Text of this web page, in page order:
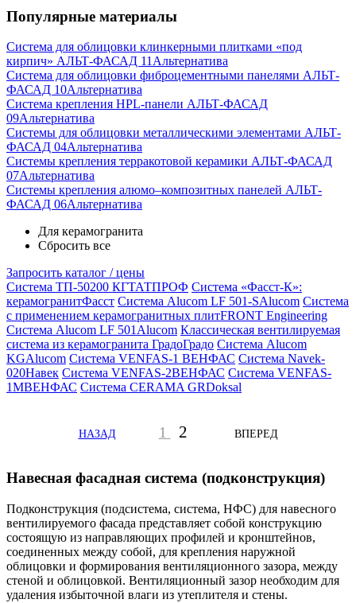
Популярные материалы
Система для облицовки клинкерными плитками «под
кирпич» АЛЬТ-ФАСАД 11 Альтернатива
Система для облицовки фиброцементными панелями АЛЬТ-
ФАСАД 10Альтернатива
Система крепления HPL-панели АЛЬТ-ФАСАД
09Альтернатива
Системы для облицовки металлическими элементами АЛЬТ-
ФАСАД 04Альтернатива
Системы крепления терракотовой керамики АЛЬТ-ФАСАД
07Альтернатива
Cистемы крепления алюмо–композитных панелей АЛЬТ-
ФАСАД 06Альтернатива
Для керамогранита
Сбросить все
Запросить каталог / цены
Система ТП-50200 КГТАТПРОФ Система «Фасст-К»:
керамогранитФасст Система Alucom LF 501-SAlucom Система
с применением керамогранитных плитFRONT Engineering
Система Alucom LF 501 Alucom Классическая вентилируемая
система из керамогранита ГрадоГрадо Система Alucom
KGAlucom Система VENFAS-1 ВЕНФАС Система Navek-
020Навек Система VENFAS-2ВЕНФАС Система VENFAS-
1MВЕНФАС Система CERAMA GRDoksal
НАЗАД 1 2 ВПЕРЕД
Навесная фасадная система (подконструкция)
Подконструкция (подсистема, система, НФС) для навесного
вентилируемого фасада представляет собой конструкцию
состоящую из направляющих профилей и кронштейнов,
соединенных между собой, для крепления наружной
облицовки и формирования вентиляционного зазора, между
стеной и облицовкой. Вентиляционный зазор необходим для
удаления избыточной влаги из утеплителя и стены.